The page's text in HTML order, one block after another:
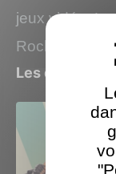
jeux vidéo.
Rockay City',
Les derniers